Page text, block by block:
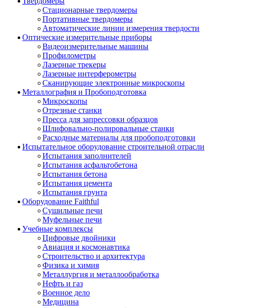
Стационарные твердомеры
Портативные твердомеры
Автоматические линии измерения твердости
Оптические измерительные приборы
Видеоизмерительные машины
Профилометры
Лазерные трекеры
Лазерные интерферометры
Сканирующие электронные микроскопы
Металлография и Пробоподготовка
Микроскопы
Отрезные станки
Пресса для запрессовки образцов
Шлифовально-полировальные станки
Расходные материалы для пробоподготовки
Испытательное оборудование строительной отрасли
Испытания заполнителей
Испытания асфальтобетона
Испытания бетона
Испытания цемента
Испытания грунта
Оборудование Faithful
Сушильные печи
Муфельные печи
Учебные комплексы
Цифровые двойники
Авиация и космонавтика
Строительство и архитектура
Физика и химия
Металлургия и металлообработка
Нефть и газ
Военное дело
Медицина